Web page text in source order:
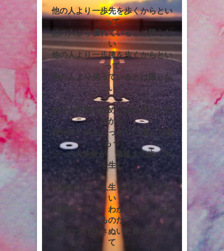
他の人より一歩先を歩くからとい
って
他の人より優れているとは限らな
い
他の人より一歩後を歩くからとい
って
他の人より劣っているとは限らな
い
自分の目標を定めて歩き出したの
だから
自分の一歩をしっかりと信じて進
もう
−−−その決意が 最後まで歩く力
を生む
出発点には＜人生＞など まだな
い
到着点にこそ わが＜人生＞はあ
るのだ
歩きつづけ生きぬいた尊い証とし
て